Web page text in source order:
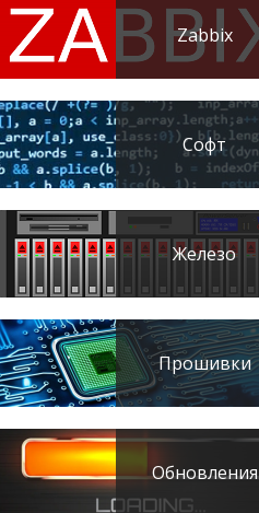
Zabbix
Софт
Железо
Прошивки
Обновления